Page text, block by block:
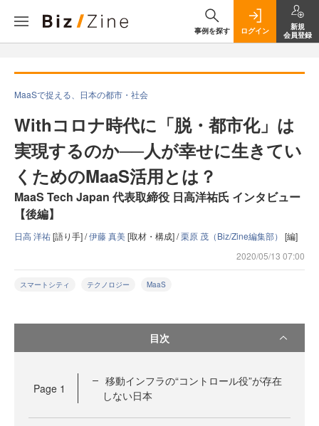
事例を探す ログイン
新規
会員登録
MaaSで捉える、日本の都市・社会
Withコロナ時代に「脱・都市化」は
実現するのか──人が幸せに生きてい
くためのMaaS活用とは？
MaaS Tech Japan 代表取締役 日高洋祐氏 インタビュー
【後編】
日高 洋祐[語り手] /伊藤 真美[取材・構成] /栗原 茂（Biz/Zine編集部） [編]
2020/05/13 07:00
スマートシティ テクノロジー MaaS
目次
Page 1
移動インフラの“コントロール役”が存在
しない日本